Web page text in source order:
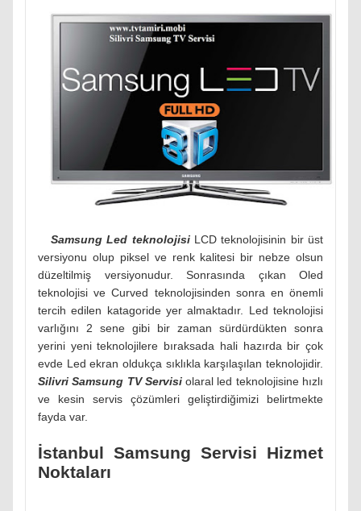
Samsung Led teknolojisiLCD teknolojisinin bir üst
versiyonu olup piksel ve renk kalitesi bir nebze olsun
düzeltilmiş versiyonudur. Sonrasında çıkan Oled
teknolojisi ve Curved teknolojisinden sonra en önemli
tercih edilen katagoride yer almaktadır. Led teknolojisi
varlığını 2 sene gibi bir zaman sürdürdükten sonra
yerini yeni teknolojilere bıraksada hali hazırda bir çok
evde Led ekran oldukça sıklıkla karşılaşılan teknolojidir.
Silivri Samsung TV Servisiolaral led teknolojisine hızlı
ve kesin servis çözümleri geliştirdiğimizi belirtmekte
fayda var.
İstanbul Samsung Servisi Hizmet
Noktaları